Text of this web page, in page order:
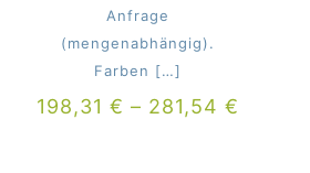
Anfrage
(mengenabhängig).
Farben […]
198,31€ – 281,54€